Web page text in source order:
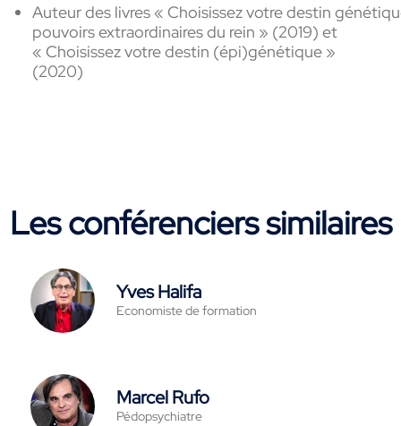
Auteurdes livres« Choisissezvotredestin
pouvoirs extraordinaires du rein » (2019) et
« Choisissez votre destin (épi)génétique »
(2020)
Les conférenciers similaires
Yves Halifa
Economiste de formation
Marcel Rufo
Pédopsychiatre